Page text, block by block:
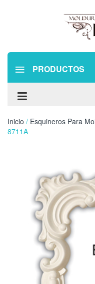
PRODUCTOS
Inicio / Esquineros Para
8711A